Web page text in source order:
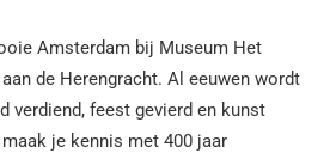
Amsterdam bij Museum Het
de Herengracht. Al eeuwen wordt
verdiend, feest gevierd en kunst
je kennis met 400 jaar